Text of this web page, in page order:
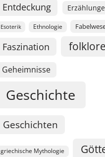
Entdeckung
Esoterik Ethnologie
Faszination folklore
Geheimnisse
Geschichte
Geschichten
griechische Mythologie